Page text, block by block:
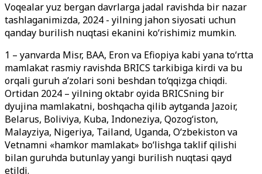
Voqealar yuz bergan davrlarga jadal ravishda bir nazar
tashlaganimizda, 2024 - yilning jahon siyosati uchun
qanday burilish nuqtasi ekanini ko‘rishimiz mumkin.
1 – yanvarda Misr, BAA, Eron va Efiopiya kabi yana to‘rtta
mamlakat rasmiy ravishda BRICS tarkibiga kirdi va bu
orqali guruh a’zolari soni beshdan to‘qqizga chiqdi.
Ortidan 2024 – yilning oktabr oyida BRICSning bir
dyujina mamlakatni, boshqacha qilib aytganda Jazoir,
Belarus, Boliviya, Kuba, Indoneziya, Qozog‘iston,
Malayziya, Nigeriya, Tailand, Uganda, O‘zbekiston va
Vetnamni «hamkor mamlakat» bo‘lishga taklif qilishi
bilan guruhda butunlay yangi burilish nuqtasi qayd
etildi.